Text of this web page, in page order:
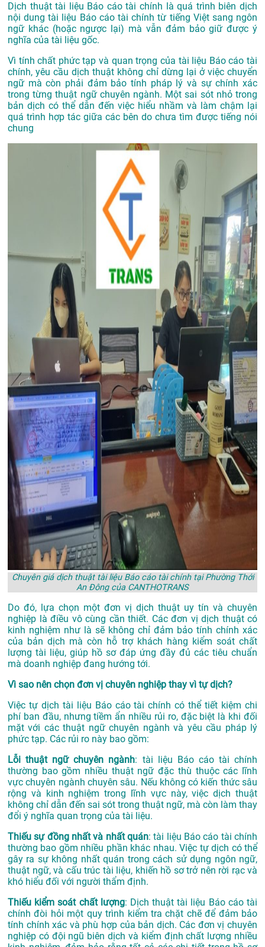
Dịch thuật tài liệu Báo cáo tài chính là quá trình biên dịch
nội dung tài liệu Báo cáo tài chính từ tiếng Việt sang ngôn
ngữ khác (hoặc ngược lại) mà vẫn đảm bảo giữ được ý
nghĩa của tài liệu gốc.
Vì tính chất phức tạp và quan trọng của tài liệu Báo cáo tài
chính, yêu cầu dịch thuật không chỉ dừng lại ở việc chuyển
ngữ mà còn phải đảm bảo tính pháp lý và sự chính xác
trong từng thuật ngữ chuyên ngành. Một sai sót nhỏ trong
bản dịch có thể dẫn đến việc hiểu nhầm và làm chậm lại
quá trình hợp tác giữa các bên do chưa tìm được tiếng nói
chung
Chuyên giá dịch thuật tài liệu Báo cáo tài chính tại Phường Thới
An Đông của CANTHOTRANS
Do đó, lựa chọn một đơn vị dịch thuật uy tín và chuyên
nghiệp là điều vô cùng cần thiết. Các đơn vị dịch thuật có
kinh nghiệm như là sẽ không chỉ đảm bảo tính chính xác
của bản dịch mà còn hỗ trợ khách hàng kiểm soát chất
lượng tài liệu, giúp hồ sơ đáp ứng đầy đủ các tiêu chuẩn
mà doanh nghiệp đang hướng tới.
Vì sao nên chọn đơn vị chuyên nghiệp thay vì tự dịch?
Việc tự dịch tài liệu Báo cáo tài chính có thể tiết kiệm chi
phí ban đầu, nhưng tiềm ẩn nhiều rủi ro, đặc biệt là khi đối
mặt với các thuật ngữ chuyên ngành và yêu cầu pháp lý
phức tạp. Các rủi ro này bao gồm:
Lỗi thuật ngữ chuyên ngành: tài liệu Báo cáo tài chính
thường bao gồm nhiều thuật ngữ đặc thù thuộc các lĩnh
vực chuyên ngành chuyên sâu. Nếu không có kiến thức sâu
rộng và kinh nghiệm trong lĩnh vực này, việc dịch thuật
không chỉ dẫn đến sai sót trong thuật ngữ, mà còn làm thay
đổi ý nghĩa quan trọng của tài liệu.
Thiếu sự đồng nhất và nhất quán: tài liệu Báo cáo tài chính
thường bao gồm nhiều phần khác nhau. Việc tự dịch có thể
gây ra sự không nhất quán trong cách sử dụng ngôn ngữ,
thuật ngữ, và cấu trúc tài liệu, khiến hồ sơ trở nên rời rạc và
khó hiểu đối với người thẩm định.
Thiếu kiểm soát chất lượng: Dịch thuật tài liệu Báo cáo tài
chính đòi hỏi một quy trình kiểm tra chặt chẽ để đảm bảo
tính chính xác và phù hợp của bản dịch. Các đơn vị chuyên
nghiệp có đội ngũ biên dịch và kiểm định chất lượng nhiều